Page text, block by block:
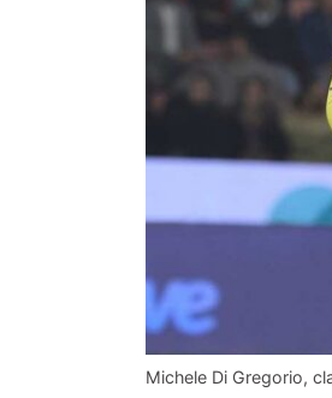
Michele Di Gregorio,